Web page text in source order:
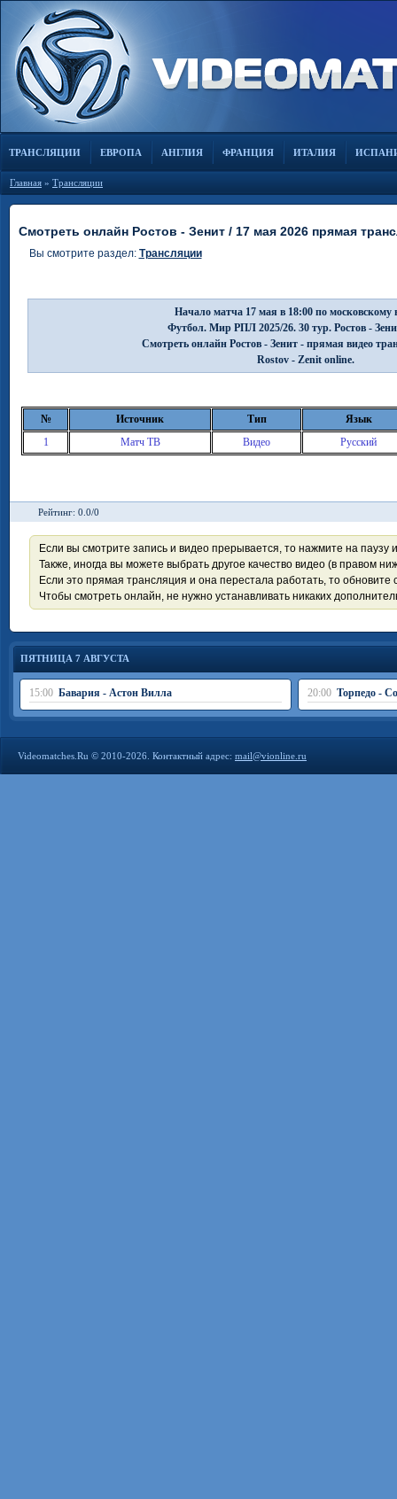
ТРАНСЛЯЦИИ ЕВРОПА АНГЛИЯ ФРАНЦИЯ ИТАЛИЯ
Главная » Трансляции
Смотреть онлайн Ростов - Зенит / 17 мая 2026 прямая
Вы смотрите раздел: Трансляции
Начало матча 17 мая в 18:00 по московскому
Футбол. Мир РПЛ 2025/26. 30 тур. Ростов -
Смотреть онлайн Ростов - Зенит - прямая видео
Rostov - Zenit online.
№ Источник Тип
Язык
1
Матч ТВ Видео Русский
Рейтинг: 0.0/0
Если вы смотрите запись и видео прерывается, то нажмите на паузу
Также, иногда вы можете выбрать другое качество видео (в правом
Если это прямая трансляция и она перестала работать, то обновите
Чтобы смотреть онлайн, не нужно устанавливать никаких
ПЯТНИЦА 7 АВГУСТА
15:00 Бавария - Астон Вилла 20:00 Торпедо -
Videomatches.Ru © 2010-2026. Контактный адрес: mail@vionline.ru